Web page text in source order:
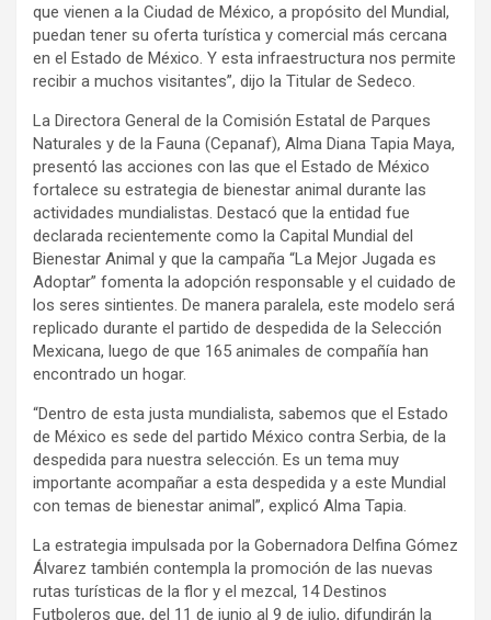
que vienen a la Ciudad de México, a propósito del Mundial,
puedan tener su oferta turística y comercial más cercana
en el Estado de México. Y esta infraestructura nos permite
recibir a muchos visitantes”, dijo la Titular de Sedeco.
La Directora General de la Comisión Estatal de Parques
Naturales y de la Fauna (Cepanaf), Alma Diana Tapia Maya,
presentó las acciones con las que el Estado de México
fortalece su estrategia de bienestar animal durante las
actividades mundialistas. Destacó que la entidad fue
declarada recientemente como la Capital Mundial del
Bienestar Animal y que la campaña “La Mejor Jugada es
Adoptar” fomenta la adopción responsable y el cuidado de
los seres sintientes. De manera paralela, este modelo será
replicado durante el partido de despedida de la Selección
Mexicana, luego de que 165 animales de compañía han
encontrado un hogar.
“Dentro de esta justa mundialista, sabemos que el Estado
de México es sede del partido México contra Serbia, de la
despedida para nuestra selección. Es un tema muy
importante acompañar a esta despedida y a este Mundial
con temas de bienestar animal”, explicó Alma Tapia.
La estrategia impulsada por la Gobernadora Delfina Gómez
Álvarez también contempla la promoción de las nuevas
rutas turísticas de la flor y el mezcal, 14 Destinos
Futboleros que, del 11 de junio al 9 de julio, difundirán la